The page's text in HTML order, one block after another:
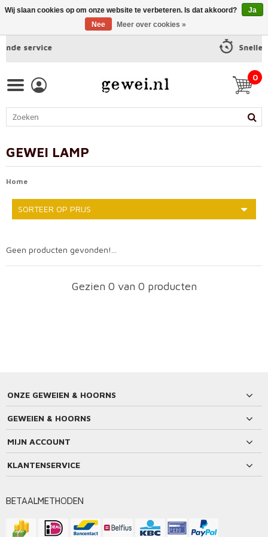
Snelle levering
0
GEWEI LAMP
Home
SORTEER OP PRIJS
Geen producten gevonden!...
Gezien 0 van 0 producten
ONZE GEWEIEN & HOORNS
GEWEIEN & HOORNS
MIJN ACCOUNT
KLANTENSERVICE
BETAALMETHODEN
Wij slaan cookies op om onze website te verbeteren. Is dat akkoord?
Ja
Nee
Meer over cookies »